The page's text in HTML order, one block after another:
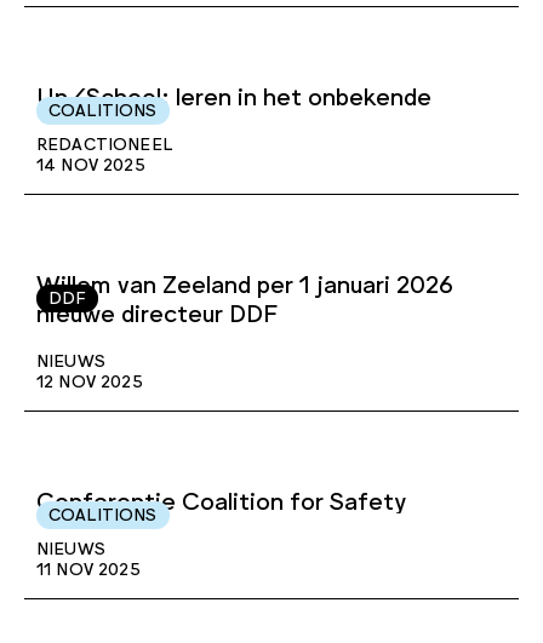
COALITIONS
Un/School: leren in het onbekende
REDACTIONEEL
14 NOV 2025
DDF
Willem van Zeeland per 1 januari 2026
nieuwe directeur DDF
NIEUWS
12 NOV 2025
COALITIONS
Conferentie Coalition for Safety
NIEUWS
11 NOV 2025